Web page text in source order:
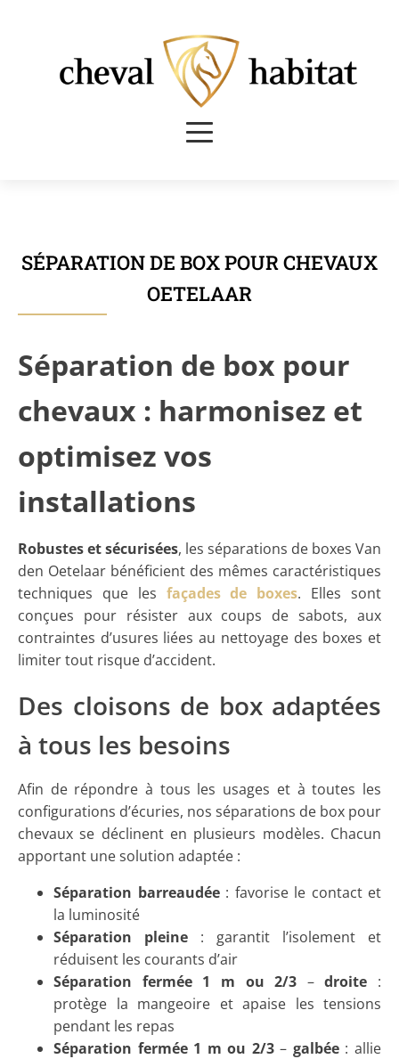
SÉPARATION DE BOX POUR CHEVAUX
OETELAAR
Séparation de box pour
chevaux : harmonisez et
optimisez vos
installations
Robustes et sécurisées, les séparations de boxes Van
den Oetelaar bénéficient des mêmes caractéristiques
techniques que les façades de boxes. Elles sont
conçues pour résister aux coups de sabots, aux
contraintes d’usures liées au nettoyage des boxes et
limiter tout risque d’accident.
Des cloisons de box adaptées
à tous les besoins
Afin de répondre à tous les usages et à toutes les
configurations d’écuries, nos séparations de box pour
chevaux se déclinent en plusieurs modèles. Chacun
apportant une solution adaptée :
Séparation barreaudée: favorise le contact et
la luminosité
Séparation pleine : garantit l’isolement et
réduisent les courants d’air
Séparation fermée 1 m ou 2/3 –droite :
protège la mangeoire et apaise les tensions
pendant les repas
Séparation fermée 1 m ou 2/3– galbée: allie